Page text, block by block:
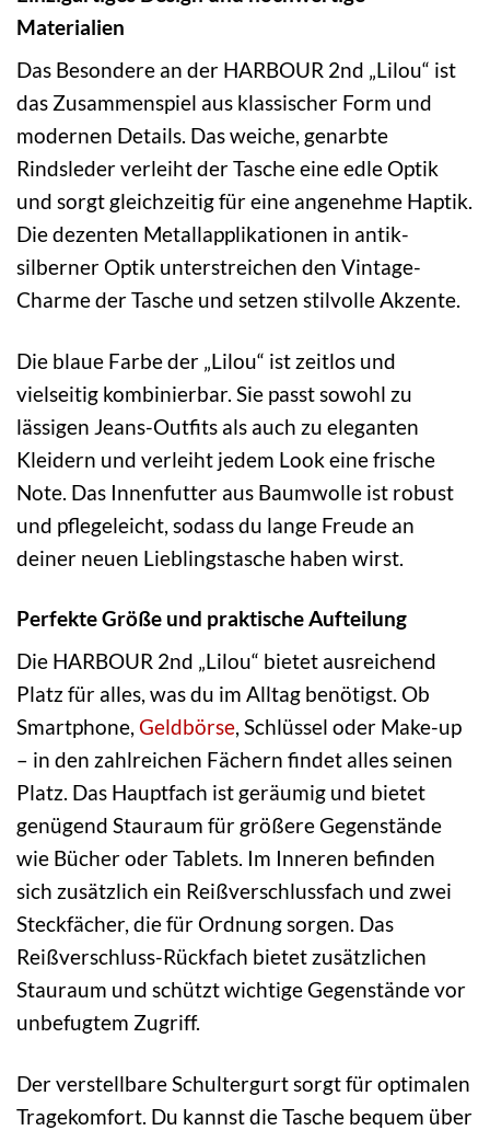
Materialien
Das Besondere an der HARBOUR 2nd „Lilou“ ist
das Zusammenspiel aus klassischer Form und
modernen Details. Das weiche, genarbte
Rindsleder verleiht der Tasche eine edle Optik
und sorgt gleichzeitig für eine angenehme Haptik.
Die dezenten Metallapplikationen in antik-
silberner Optik unterstreichen den Vintage-
Charme der Tasche und setzen stilvolle Akzente.
Die blaue Farbe der „Lilou“ ist zeitlos und
vielseitig kombinierbar. Sie passt sowohl zu
lässigen Jeans-Outfits als auch zu eleganten
Kleidern und verleiht jedem Look eine frische
Note. Das Innenfutter aus Baumwolle ist robust
und pflegeleicht, sodass du lange Freude an
deiner neuen Lieblingstasche haben wirst.
Perfekte Größe und praktische Aufteilung
Die HARBOUR 2nd „Lilou“ bietet ausreichend
Platz für alles, was du im Alltag benötigst. Ob
Smartphone, Geldbörse, Schlüssel oder Make-up
– in den zahlreichen Fächern findet alles seinen
Platz. Das Hauptfach ist geräumig und bietet
genügend Stauraum für größere Gegenstände
wie Bücher oder Tablets. Im Inneren befinden
sich zusätzlich ein Reißverschlussfach und zwei
Steckfächer, die für Ordnung sorgen. Das
Reißverschluss-Rückfach bietet zusätzlichen
Stauraum und schützt wichtige Gegenstände vor
unbefugtem Zugriff.
Der verstellbare Schultergurt sorgt für optimalen
Tragekomfort. Du kannst die Tasche bequem über